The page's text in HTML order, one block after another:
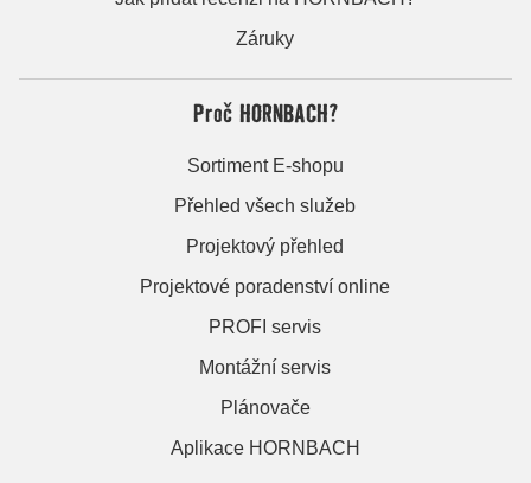
Záruky
Proč HORNBACH?
Sortiment E-shopu
Přehled všech služeb
Projektový přehled
Projektové poradenství online
PROFI servis
Montážní servis
Plánovače
Aplikace HORNBACH